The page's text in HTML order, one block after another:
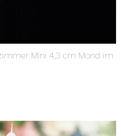
Mini 4,3 cm Mond im